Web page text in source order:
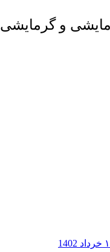
و گرمایشی